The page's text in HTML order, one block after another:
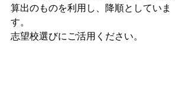
算出のものを利用し、降順としていま
す。
志望校選びにご活用ください。